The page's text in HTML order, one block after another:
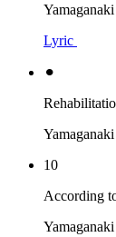
Yamaganaki
Lyric
⚫︎
Yamaganaki
10
According
Yamaganaki